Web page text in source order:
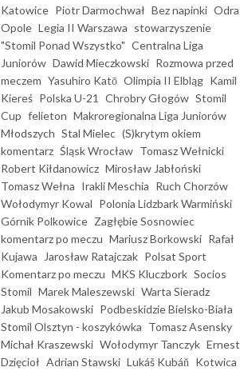
Katowice Piotr Darmochwał Bez napinki Odra
Opole Legia II Warszawa stowarzyszenie
"Stomil Ponad Wszystko" Centralna Liga
Juniorów Dawid Mieczkowski Rozmowa przed
meczem Yasuhiro Katō Olimpia II Elbląg Kamil
Kiereś Polska U-21 Chrobry Głogów Stomil
Cup felieton Makroregionalna Liga Juniorów
Młodszych Stal Mielec (S)krytym okiem
komentarz Śląsk Wrocław Tomasz Wełnicki
Robert Kiłdanowicz Mirosław Jabłoński
Tomasz Wełna Irakli Meschia Ruch Chorzów
Wołodymyr Kowal Polonia Lidzbark Warmiński
Górnik Polkowice Zagłębie Sosnowiec
komentarz po meczu Mariusz Borkowski Rafał
Kujawa
Jarosław Ratajczak Polsat Sport
Komentarz po meczu MKS Kluczbork Socios
Stomil Marek Maleszewski Warta Sieradz
Jakub Mosakowski Podbeskidzie Bielsko-Biała
Stomil Olsztyn - koszykówka Tomasz Asensky
Michał Kraszewski Wołodymyr Tanczyk Ernest
Dzięcioł Adrian Stawski Lukáš Kubáň Kotwica